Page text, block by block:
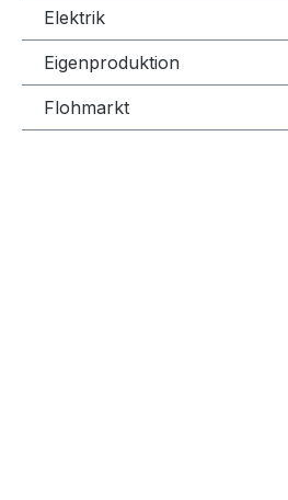
Elektrik
Eigenproduktion
Flohmarkt